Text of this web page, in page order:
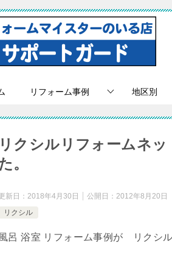
リフォーム事例 地区別
リクシルリフォームネ
。
新日： 2018年4月30日 公開日： 2012年8月20日
リクシル
風呂 浴室 リフォーム事例が リクシ